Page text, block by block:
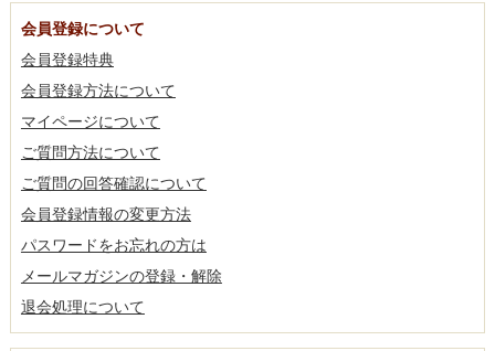
会員登録について
会員登録特典
会員登録方法について
マイページについて
ご質問方法について
ご質問の回答確認について
会員登録情報の変更方法
パスワードをお忘れの方は
メールマガジンの登録・解除
退会処理について